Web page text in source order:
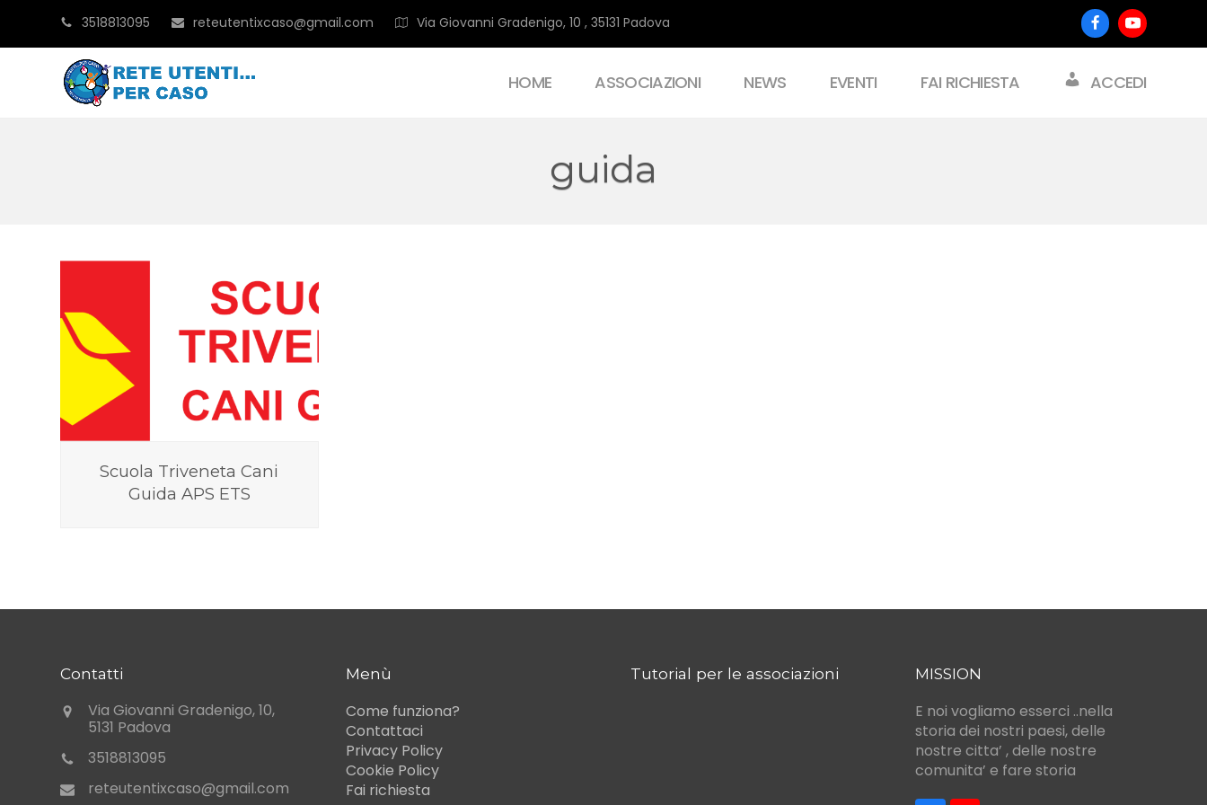
3518813095 reteutentixcaso@gmail.com Via Giovanni Gradenigo, 10 , 35131 Padova FacebookYoutube
HOME ASSOCIAZIONI NEWS EVENTI FAI RICHIESTA ACCEDI
guida
Scuola Triveneta Cani
Guida APS ETS
Contatti
Via Giovanni Gradenigo, 10,
5131 Padova
3518813095
reteutentixcaso@gmail.com
Menù
Come funziona?
Contattaci
Privacy Policy
Cookie Policy
Fai richiesta
Tutorial per le associazioni MISSION
E noi vogliamo esserci ..nella
storia dei nostri paesi, delle
nostre citta’ , delle nostre
comunita’ e fare storia